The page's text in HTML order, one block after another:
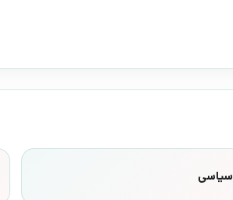
سیاسی